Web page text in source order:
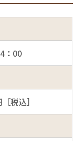
：00
税込］